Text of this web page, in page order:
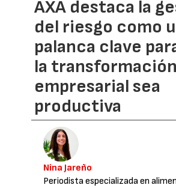
AXA destaca la
del riesgo como
palanca clave
la transformación
empresarial sea
productiva
Nina Jareño
Periodista especializada en